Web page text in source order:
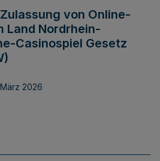
von Online-
Land Nordrhein-
Casinospiel Gesetz
2026